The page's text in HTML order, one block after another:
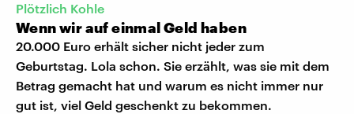
Plötzlich Kohle
Wenn wir auf einmal Geld haben
20.000 Euro erhält sicher nicht jeder zum
Geburtstag. Lola schon. Sie erzählt, was sie mit dem
Betrag gemacht hat und warum es nicht immer nur
gut ist, viel Geld geschenkt zu bekommen.